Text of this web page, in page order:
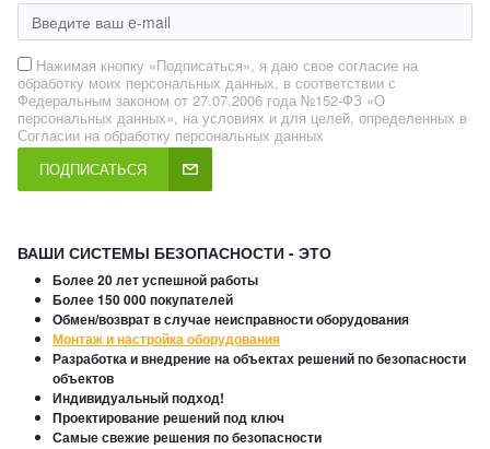
Нажимая кнопку «Подписаться», я даю свое согласие на
обработку моих персональных данных, в соответствии с
Федеральным законом от 27.07.2006 года №152-ФЗ «О
персональных данных», на условиях и для целей, определенных в
Согласии на обработку персональных данных
ПОДПИСАТЬСЯ
ВАШИ СИСТЕМЫ БЕЗОПАСНОСТИ - ЭТО
Более 20 лет успешной работы
Более 150 000 покупателей
Обмен/возврат в случае неисправности оборудования
Монтаж и настройка оборудования
Разработка и внедрение на объектах решений по безопасности
объектов
Индивидуальный подход!
Проектирование решений под ключ
Самые свежие решения по безопасности